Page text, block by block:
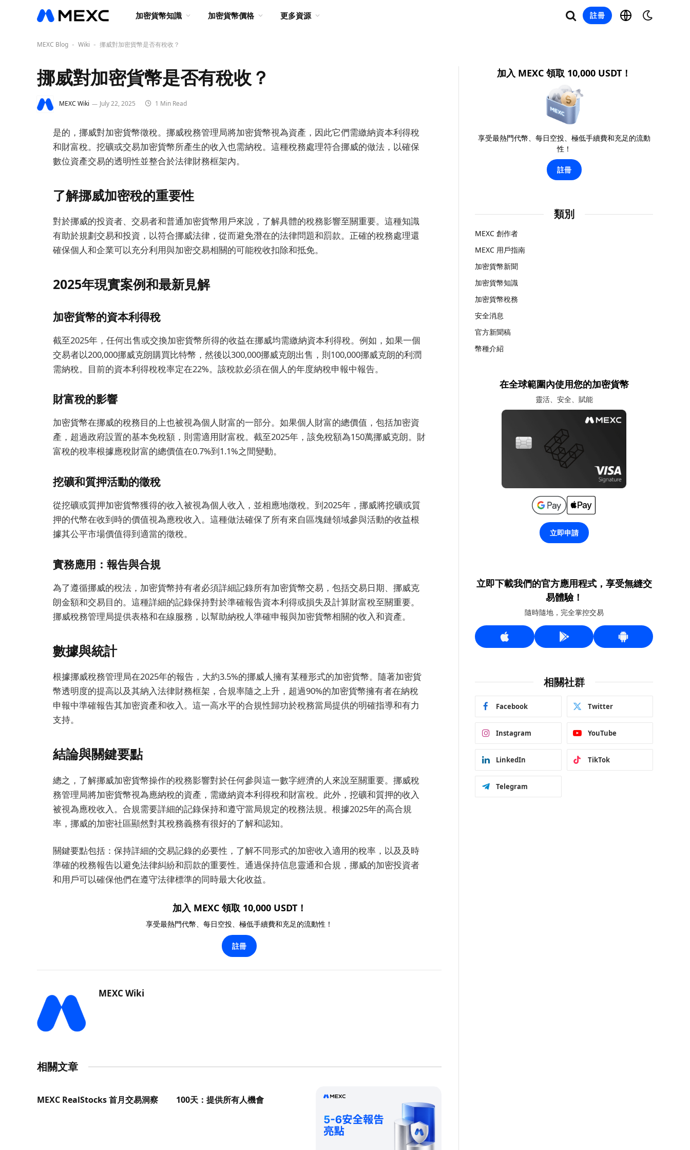
加密貨幣知識 加密貨幣價格 更多資源 註冊
MEXC Blog - Wiki - 挪威對加密貨幣是否有稅收？
挪威對加密貨幣是否有稅收？
MEXC Wiki July 22, 2025 1 Min Read
是的，挪威對加密貨幣徵稅。挪威稅務管理局將加密貨幣視為資產，因此它們需繳納資本利得稅
和財富稅。挖礦或交易加密貨幣所產生的收入也需納稅。這種稅務處理符合挪威的做法，以確保
數位資產交易的透明性並整合於法律財務框架內。
了解挪威加密稅的重要性
對於挪威的投資者、交易者和普通加密貨幣用戶來說，了解具體的稅務影響至關重要。這種知識
有助於規劃交易和投資，以符合挪威法律，從而避免潛在的法律問題和罰款。正確的稅務處理還
確保個人和企業可以充分利用與加密交易相關的可能稅收扣除和抵免。
2025年現實案例和最新見解
加密貨幣的資本利得稅
截至2025年，任何出售或交換加密貨幣所得的收益在挪威均需繳納資本利得稅。例如，如果一個
交易者以200,000挪威克朗購買比特幣，然後以300,000挪威克朗出售，則100,000挪威克朗的利潤
需納稅。目前的資本利得稅稅率定在22%。該稅款必須在個人的年度納稅申報中報告。
財富稅的影響
加密貨幣在挪威的稅務目的上也被視為個人財富的一部分。如果個人財富的總價值，包括加密資
產，超過政府設置的基本免稅額，則需適用財富稅。截至2025年，該免稅額為150萬挪威克朗。財
富稅的稅率根據應稅財富的總價值在0.7%到1.1%之間變動。
挖礦和質押活動的徵稅
從挖礦或質押加密貨幣獲得的收入被視為個人收入，並相應地徵稅。到2025年，挪威將挖礦或質
押的代幣在收到時的價值視為應稅收入。這種做法確保了所有來自區塊鏈領域參與活動的收益根
據其公平市場價值得到適當的徵稅。
實務應用：報告與合規
為了遵循挪威的稅法，加密貨幣持有者必須詳細記錄所有加密貨幣交易，包括交易日期、挪威克
朗金額和交易目的。這種詳細的記錄保持對於準確報告資本利得或損失及計算財富稅至關重要。
挪威稅務管理局提供表格和在線服務，以幫助納稅人準確申報與加密貨幣相關的收入和資產。
數據與統計
根據挪威稅務管理局在2025年的報告，大約3.5%的挪威人擁有某種形式的加密貨幣。隨著加密貨
幣透明度的提高以及其納入法律財務框架，合規率隨之上升，超過90%的加密貨幣擁有者在納稅
申報中準確報告其加密資產和收入。這一高水平的合規性歸功於稅務當局提供的明確指導和有力
支持。
結論與關鍵要點
總之，了解挪威加密貨幣操作的稅務影響對於任何參與這一數字經濟的人來說至關重要。挪威稅
務管理局將加密貨幣視為應納稅的資產，需繳納資本利得稅和財富稅。此外，挖礦和質押的收入
被視為應稅收入。合規需要詳細的記錄保持和遵守當局規定的稅務法規。根據2025年的高合規
率，挪威的加密社區顯然對其稅務義務有很好的了解和認知。
關鍵要點包括：保持詳細的交易記錄的必要性，了解不同形式的加密收入適用的稅率，以及及時
準確的稅務報告以避免法律糾紛和罰款的重要性。通過保持信息靈通和合規，挪威的加密投資者
和用戶可以確保他們在遵守法律標準的同時最大化收益。
加入 MEXC 領取 10,000 USDT！
享受最熱門代幣、每日空投、極低手續費和充足的流動性！
註冊
MEXC Wiki
相關文章
MEXC RealStocks 首月交易洞察 100天：提供所有人機會
加入 MEXC 領取 10,000 USDT！
享受最熱門代幣、每日空投、極低手續費和充足的流動
性！
註冊
類別
MEXC 創作者
MEXC 用戶指南
加密貨幣新聞
加密貨幣知識
加密貨幣稅務
安全消息
官方新聞稿
幣種介紹
在全球範圍內使用您的加密貨幣
靈活、安全、賦能
立即申請
立即下載我們的官方應用程式，享受無縫交
易體驗！
隨時隨地，完全掌控交易
相關社群
Facebook Twitter
Instagram YouTube
LinkedIn TikTok
Telegram